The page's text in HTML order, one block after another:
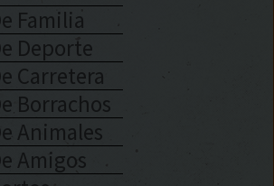
Familia
Deporte
Carretera
Borrachos
Animales
Amigos